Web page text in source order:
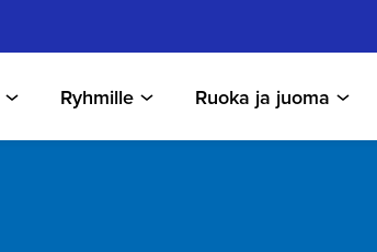
Ryhmille Ruoka ja juoma